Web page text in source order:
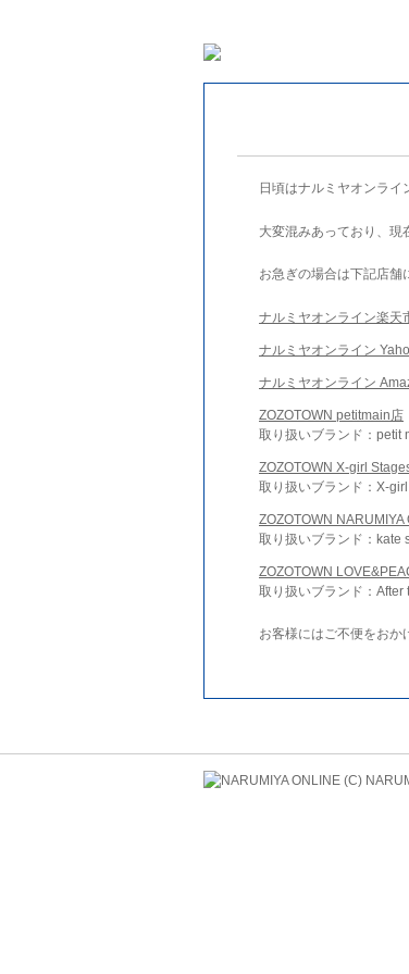
日頃はナルミヤオンライ
大変混みあっており、現
お急ぎの場合は下記店舗
ナルミヤオンライン楽天
ナルミヤオンライン
ナルミヤオンライン
ZOZOTOWN petitmain店
取り扱いブランド：petit
ZOZOTOWN X-girl
取り扱いブランド：X-
ZOZOTOWN NARUMIYA
取り扱いブランド：kate
ZOZOTOWN
取り扱いブランド：
お客様にはご不便をおか